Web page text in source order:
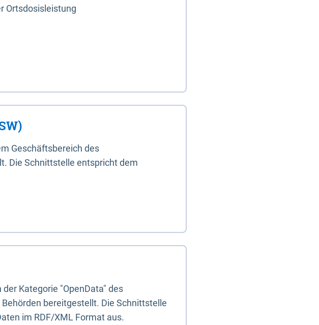
Ortsdosisleistung
Geschäftsbereich des
Die Schnittstelle entspricht dem
Kategorie "OpenData" des
bereitgestellt. Die Schnittstelle
im RDF/XML Format aus.